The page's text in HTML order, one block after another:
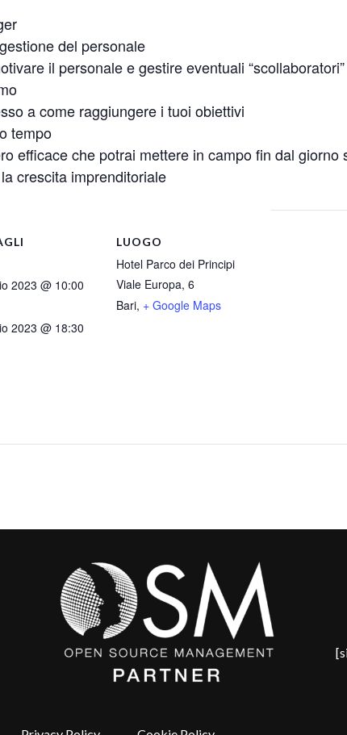
del personale
il personale e gestire eventuali “scollaboratori”
a come raggiungere i tuoi obiettivi
tempo
efficace che potrai mettere in campo fin dal giorno
crescita imprenditoriale
2023 @ 10:00
2023 @ 18:30
LUOGO
Hotel Parco dei Principi
Viale Europa, 6
Bari, + Google Maps